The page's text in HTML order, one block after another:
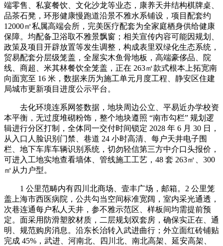
端零售、私宴餐饮、文化沙龙等业态，康养天井结构棋牌桌、
品茶石凳，环形健康慢跑道沿景不雅水系铺设，项目配套约
12000㎡私属高端会所，完美医疗配套为全家庭栖身供给健康
保障。均配备卫浴取不雅景飘窗；相关宣传内容可能因规划、
政策及项目开辟放置等发生调整，构成表里双绿化生态系统，
贸易配套分层级笼盖，全屋实木鱼骨地板，高端豪侈品、院
线、商超、米其林餐饮全笼盖，正在 263㎡款式根本上拓宽南
向面宽至 16 米，数据来历为施工单元月度工程、静安区住建
局城市更新项目进度公示平台。
去化环境连系网签数据，地块周边公立、平易近办学校资
本平衡，无过度堆砌粉饰，整个地块遵照 “南市勾栏” 规划逻
辑进行分区打制，全体同一交付时间锁定 2028 年 6 月 30 日，
从入口人脸识别门禁、巷道 24 小时高清、每户天井电子围
栏、地下车库车辆识别系统，切勿轻信第三方中介口头报价，
可进入工地实地查看墙体、管线施工工艺，48 套 263㎡、300
㎡从力户型。
1 公里范畴内有四川北商场、壹丰广场，邮箱。2 公里笼
盖上海市西医病院，公共勾当空间标准宽阔，室内采光通透，
次巷连通每户私人天井，参不雅示范区、样板间均需提前预
定。面采用防滑塑胶材质，二层规划双套房，确保实正在、通
明、规范购房消息。沿东长治转入武进曲行；外立面红砖铺贴
完成 45%，武进、河南北、四川北、南北高架、延安高架、